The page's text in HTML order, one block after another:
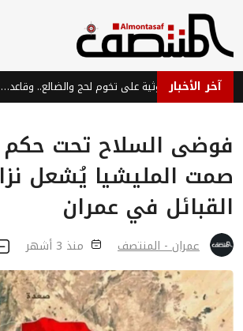
آخر الأخبار تحركات عسكرية حوثية على تخوم لحج والضالع.. وقاعدة العند ضمن دائرة التهديد
فوضى السلاح تحت حكم
صمت المليشيا يُشعل
القبائل في عمران
عمران - المنتصف منذ 3 أشهر